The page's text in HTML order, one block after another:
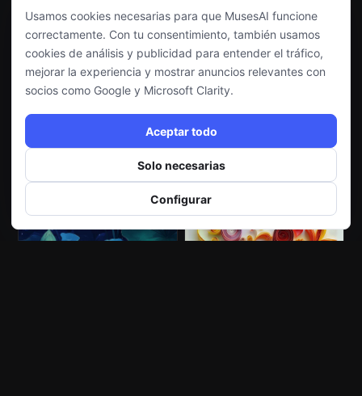
Usamos cookies necesarias para que MusesAI funcione
correctamente. Con tu consentimiento, también usamos
cookies de análisis y publicidad para entender el tráfico,
mejorar la experiencia y mostrar anuncios relevantes con
socios como Google y Microsoft Clarity.
Aceptar todo
Solo necesarias
Configurar